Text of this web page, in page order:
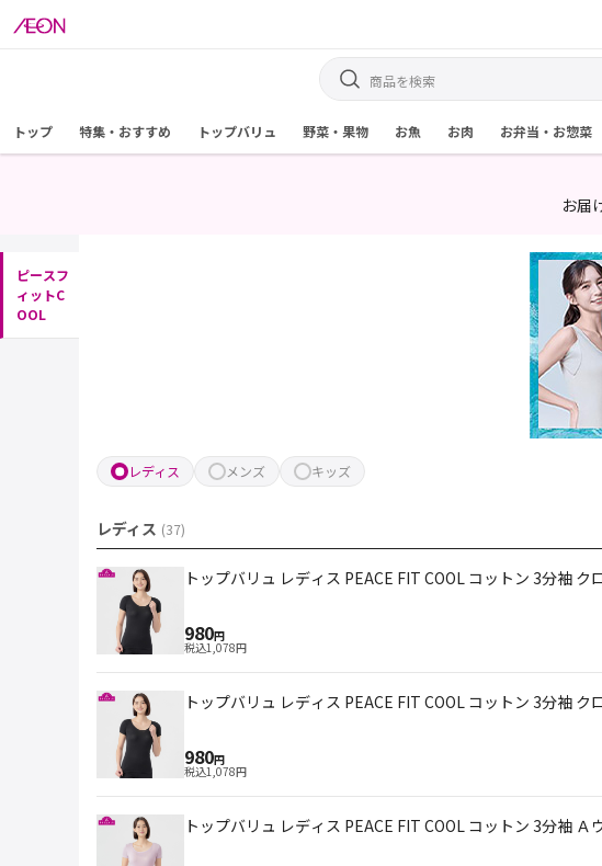
トップ 特集・おすすめ トップバリュ 野菜・果物 お魚 お肉 お弁当・お惣菜
お届
ピースフ
ィットC
OOL
レディス メンズ キッズ
レディス (37)
トップバリュ レディス PEACE FIT COOL コットン 3分袖 ク
980円
税込1,078円
トップバリュ レディス PEACE FIT COOL コットン 3分袖 ク
980円
税込1,078円
トップバリュ レディス PEACE FIT COOL コットン 3分袖 Ａ